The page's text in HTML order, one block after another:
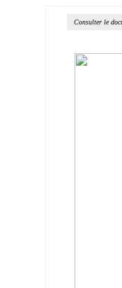
Consulter le